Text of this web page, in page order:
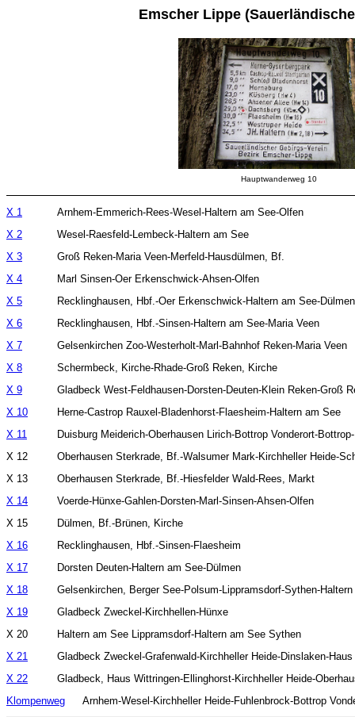
Emscher Lippe
Hauptwanderweg 10
X 1
X 2
X 3
X 4
X 5
X 6
X 7
X 8
X 9
X 10
X 11
X 14
X 16
X 17
X 18
X 19
X 21
X 22
Klompenweg